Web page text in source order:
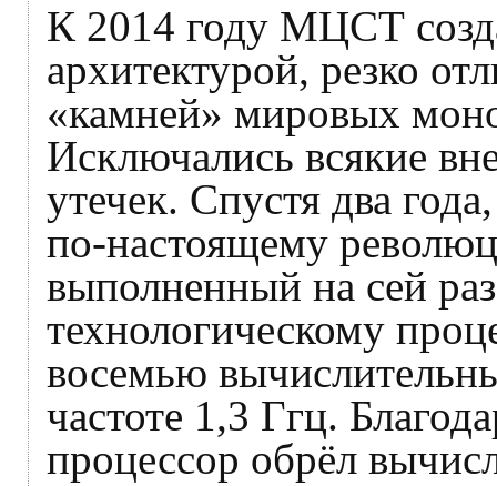
К 2014 году МЦСТ
архитектурой, резко
«камней» мировых
Исключались всякие
утечек. Спустя два
по‑настоящему
выполненный на сей
технологическому
восемью
частоте 1,3 Ггц.
процессор обрёл